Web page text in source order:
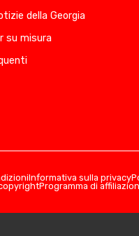
della Georgia
su misura
Informativa sulla privacy
Programma di